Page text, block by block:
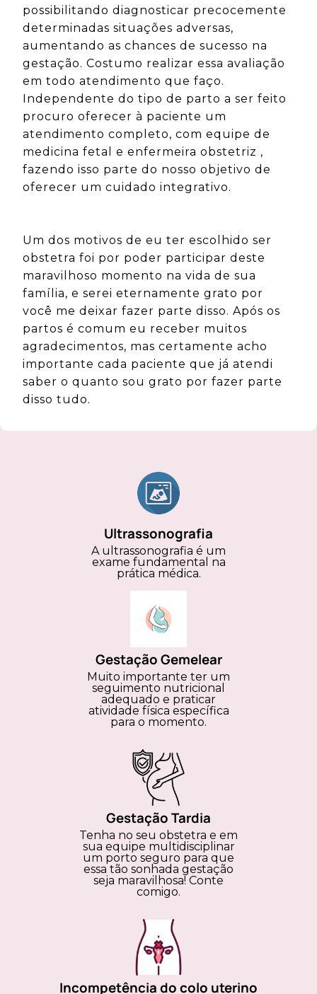
possibilitando diagnosticar precocemente
determinadas situações adversas,
aumentando as chances de sucesso na
gestação. Costumo realizar essa avaliação
em todo atendimento que faço.
Independente do tipo de parto a ser feito
procuro oferecer à paciente um
atendimento completo, com equipe de
medicina fetal e enfermeira obstetriz ,
fazendo isso parte do nosso objetivo de
oferecer um cuidado integrativo.
Um dos motivos de eu ter escolhido ser
obstetra foi por poder participar deste
maravilhoso momento na vida de sua
família, e serei eternamente grato por
você me deixar fazer parte disso. Após os
partos é comum eu receber muitos
agradecimentos, mas certamente acho
importante cada paciente que já atendi
saber o quanto sou grato por fazer parte
disso tudo.
Ultrassonografia
A ultrassonografia é um
exame fundamental na
prática médica.
Gestação Gemelear
Muito importante ter um
seguimento nutricional
adequado e praticar
atividade física específica
para o momento.
Gestação Tardia
Tenha no seu obstetra e em
sua equipe multidisciplinar
um porto seguro para que
essa tão sonhada gestação
seja maravilhosa! Conte
comigo.
Incompetência do colo uterino